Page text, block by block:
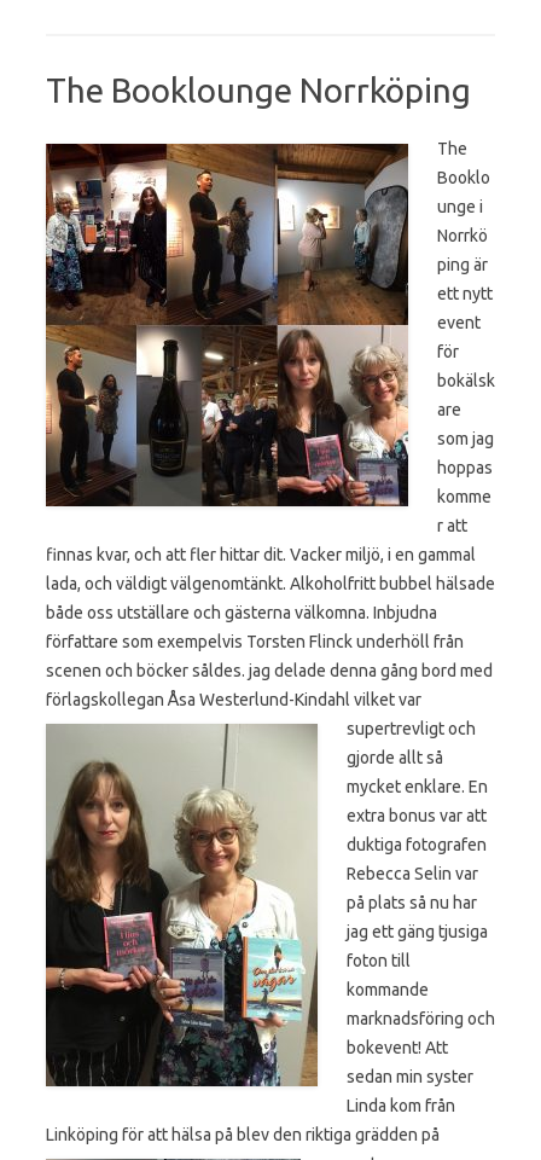
The Booklounge Norrköping
The
Booklo
unge i
Norrkö
ping är
ett nytt
event
för
bokälsk
are
som jag
hoppas
komme
r att
finnas kvar, och att fler hittar dit. Vacker miljö, i en gammal
lada, och väldigt välgenomtänkt. Alkoholfritt bubbel hälsade
både oss utställare och gästerna välkomna. Inbjudna
författare som exempelvis Torsten Flinck underhöll från
scenen och böcker såldes. jag delade denna gång bord med
förlagskollegan Åsa Westerlund-Kindahl vilket var
supertrevligt och
gjorde allt så
mycket enklare. En
extra bonus var att
duktiga fotografen
Rebecca Selin var
på plats så nu har
jag ett gäng tjusiga
foton till
kommande
marknadsföring och
bokevent! Att
sedan min syster
Linda kom från
Linköping för att hälsa på blev den riktiga grädden på